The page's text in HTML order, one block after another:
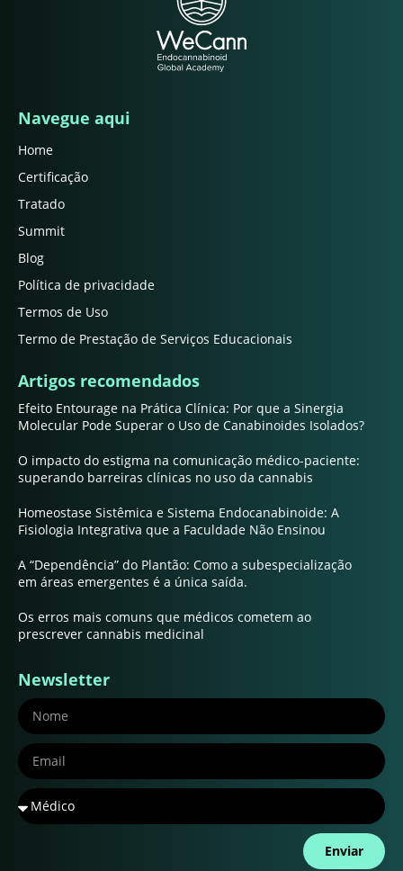
Navegue aqui
Home
Certificação
Tratado
Summit
Blog
Política de privacidade
Termos de Uso
Termo de Prestação de Serviços Educacionais
Artigos recomendados
Efeito Entourage na Prática Clínica: Por que a Sinergia
Molecular Pode Superar o Uso de Canabinoides Isolados?
O impacto do estigma na comunicação médico-paciente:
superando barreiras clínicas no uso da cannabis
Homeostase Sistêmica e Sistema Endocanabinoide: A
Fisiologia Integrativa que a Faculdade Não Ensinou
A “Dependência” do Plantão: Como a subespecialização
em áreas emergentes é a única saída.
Os erros mais comuns que médicos cometem ao
prescrever cannabis medicinal
Newsletter
Enviar